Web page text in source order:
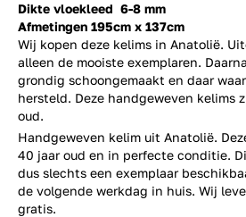
Dikte vloekleed 6-8 mm
Afmetingen 195cm x 137cm
Wij kopen deze kelims in Anatolië.
alleen de mooiste exemplaren.
grondig schoongemaakt en daar
hersteld. Deze handgeweven kelims
oud.
Handgeweven kelim uit Anatolië.
40 jaar oud en in perfecte conditie.
dus slechts een exemplaar
de volgende werkdag in huis. Wij
gratis.